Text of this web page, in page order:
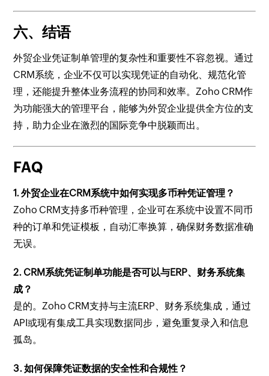
六、结语
外贸企业凭证制单管理的复杂性和重要性不容忽视。通过
CRM系统，企业不仅可以实现凭证的自动化、规范化管
理，还能提升整体业务流程的协同和效率。Zoho CRM作
为功能强大的管理平台，能够为外贸企业提供全方位的支
持，助力企业在激烈的国际竞争中脱颖而出。
FAQ
1. 外贸企业在CRM系统中如何实现多币种凭证管理？
Zoho CRM支持多币种管理，企业可在系统中设置不同币
种的订单和凭证模板，自动汇率换算，确保财务数据准确
无误。
2. CRM系统凭证制单功能是否可以与ERP、财务系统集
成？
是的。Zoho CRM支持与主流ERP、财务系统集成，通过
API或现有集成工具实现数据同步，避免重复录入和信息
孤岛。
3. 如何保障凭证数据的安全性和合规性？